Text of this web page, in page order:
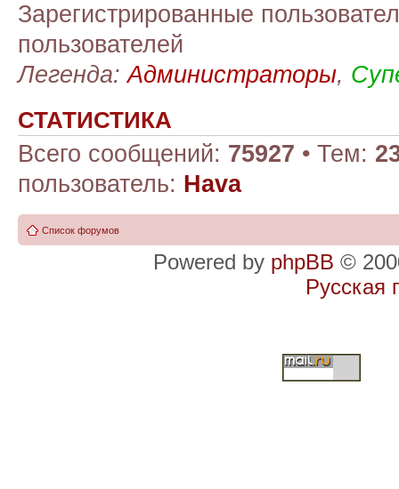
Зарегистрированные
пользователей
Легенда:Администраторы,
СТАТИСТИКА
Всего сообщений: 75927 • Тем:
пользователь: Hava
Список форумов
Powered by phpBB ©
Русская